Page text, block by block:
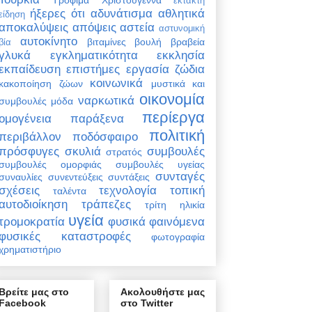
ήξερες ότι αδυνάτισμα αθλητικά
απόψεις αστεία αστυνομική
βία
αυτοκίνητο βιταμίνες βουλή βραβεία
εγκληματικότητα
εκκλησία
επιστήμες εργασία ζώδια
κακοποίηση ζώων κοινωνικά
μυστικά και
μόδα ναρκωτικά οικονομία
παράξενα περίεργα
ποδόσφαιρο πολιτική
σκυλιά στρατός συμβουλές
ομορφιάς
συμβουλές υγείας
συνεντεύξεις συντάξεις συνταγές
ταλέντα τεχνολογία
τοπική
τράπεζες τρίτη ηλικία
υγεία φυσικά φαινόμενα
καταστροφές
φωτογραφία
Βρείτε μας στο
Facebook
Ακολουθήστε μας
στο Twitter